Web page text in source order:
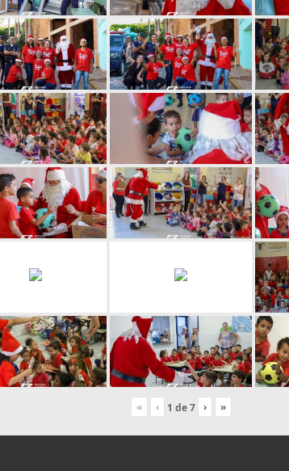
« ‹ 1 de7 › »